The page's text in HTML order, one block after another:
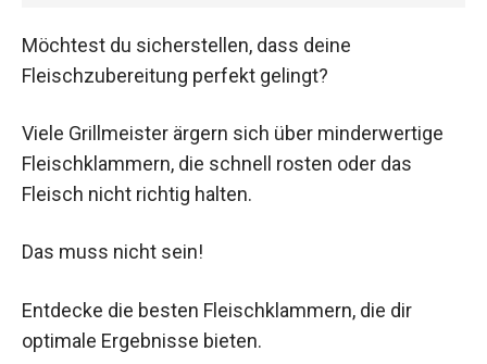
Möchtest du sicherstellen, dass deine
Fleischzubereitung perfekt gelingt?
Viele Grillmeister ärgern sich über minderwertige
Fleischklammern, die schnell rosten oder das
Fleisch nicht richtig halten.
Das muss nicht sein!
Entdecke die besten Fleischklammern, die dir
optimale Ergebnisse bieten.